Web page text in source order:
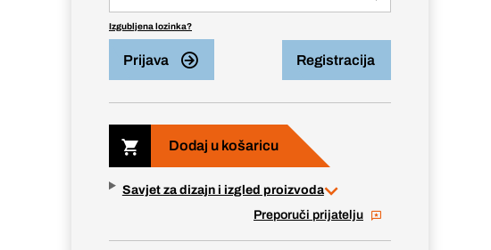
Izgubljena lozinka?
Prijava Registracija
Dodaj u košaricu
Savjet za dizajn i izgled proizvoda
Preporuči prijatelju